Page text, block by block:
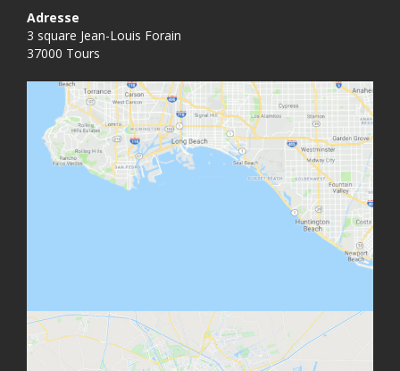
Adresse
3 square Jean-Louis Forain
37000 Tours